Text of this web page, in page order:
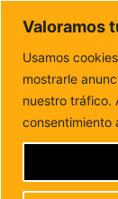
Valoramos
Usamos
mostrarle
nuestro tráfico.
consentimiento
Inicio
que el
LA
CAZA